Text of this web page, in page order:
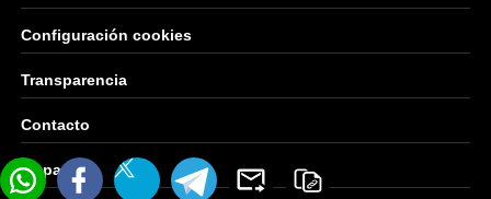
Configuración cookies
Transparencia
Contacto
Mapa Web